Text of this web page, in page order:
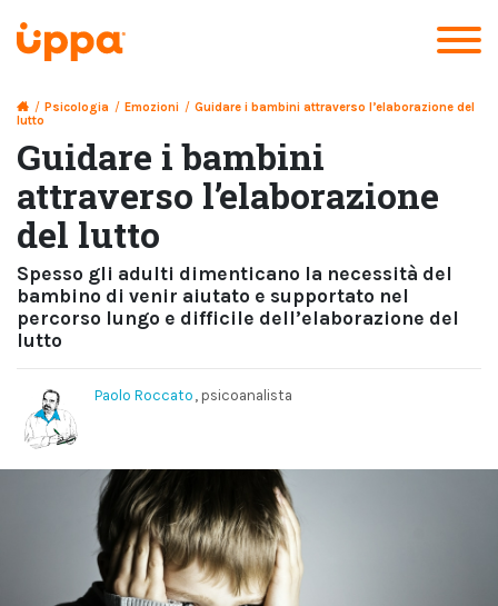
/ Psicologia / Emozioni / Guidare i bambini attraverso l’elaborazione del
lutto
Guidare i bambini
attraverso l’elaborazione
del lutto
Spesso gli adulti dimenticano la necessità del
bambino di venir aiutato e supportato nel
percorso lungo e difficile dell’elaborazione del
lutto
Paolo Roccato , psicoanalista